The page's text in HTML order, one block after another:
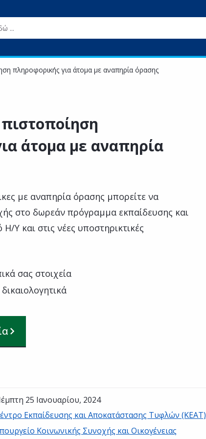
...
πληροφορικής για άτομα με αναπηρία όρασης
άτομα με αναπηρία
με αναπηρία όρασης μπορείτε να
στο δωρεάν πρόγραμμα εκπαίδευσης και
Υ και στις νέες υποστηρικτικές
σας στοιχεία
25 Ιανουαρίου, 2024
Εκπαίδευσης και Αποκατάστασης Τυφλών (ΚΕΑΤ)
Κοινωνικής Συνοχής και Οικογένειας